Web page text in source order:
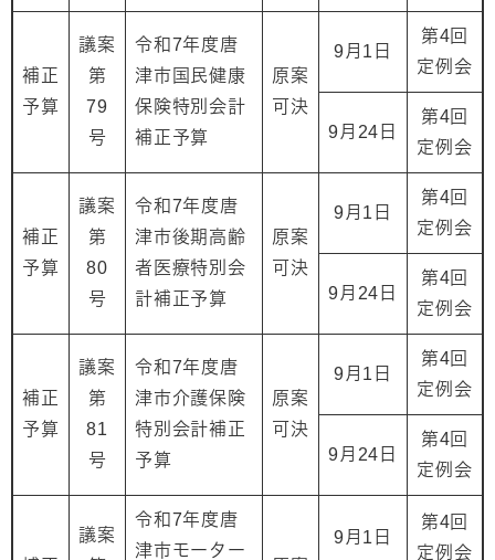
補正
予算
議案
第
79
号
令和7年度唐
津市国民健康
保険特別会計
補正予算
原案
可決
9月1日
第4回
定例会
9月24日
第4回
定例会
補正
予算
議案
第
80
号
令和7年度唐
津市後期高齢
者医療特別会
計補正予算
原案
可決
9月1日
第4回
定例会
9月24日
第4回
定例会
補正
予算
議案
第
81
号
令和7年度唐
津市介護保険
特別会計補正
予算
原案
可決
9月1日
第4回
定例会
9月24日
第4回
定例会
議案
令和7年度唐
津市モーター
9月1日
第4回
定例会